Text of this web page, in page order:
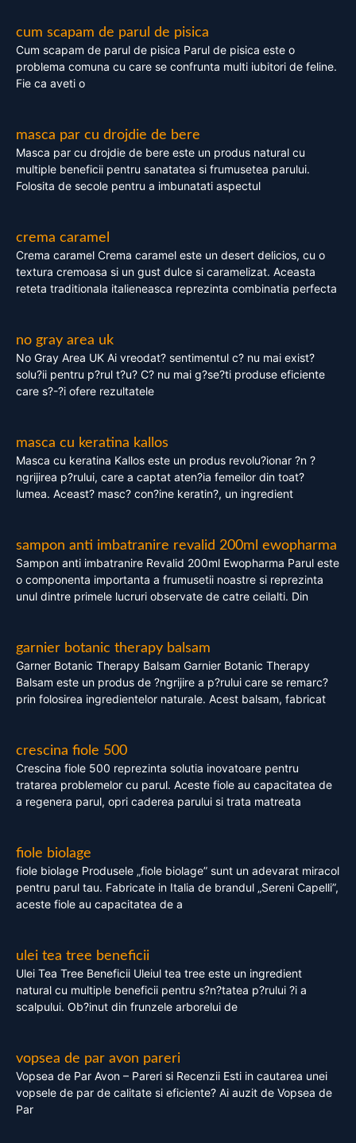
cum scapam de parul de pisica
Cum scapam de parul de pisica Parul de pisica este o
problema comuna cu care se confrunta multi iubitori de feline.
Fie ca aveti o
masca par cu drojdie de bere
Masca par cu drojdie de bere este un produs natural cu
multiple beneficii pentru sanatatea si frumusetea parului.
Folosita de secole pentru a imbunatati aspectul
crema caramel
Crema caramel Crema caramel este un desert delicios, cu o
textura cremoasa si un gust dulce si caramelizat. Aceasta
reteta traditionala italieneasca reprezinta combinatia perfecta
no gray area uk
No Gray Area UK Ai vreodat? sentimentul c? nu mai exist?
solu?ii pentru p?rul t?u? C? nu mai g?se?ti produse eficiente
care s?-?i ofere rezultatele
masca cu keratina kallos
Masca cu keratina Kallos este un produs revolu?ionar ?n ?
ngrijirea p?rului, care a captat aten?ia femeilor din toat?
lumea. Aceast? masc? con?ine keratin?, un ingredient
sampon anti imbatranire revalid 200ml ewopharma
Sampon anti imbatranire Revalid 200ml Ewopharma Parul este
o componenta importanta a frumusetii noastre si reprezinta
unul dintre primele lucruri observate de catre ceilalti. Din
garnier botanic therapy balsam
Garner Botanic Therapy Balsam Garnier Botanic Therapy
Balsam este un produs de ?ngrijire a p?rului care se remarc?
prin folosirea ingredientelor naturale. Acest balsam, fabricat
crescina fiole 500
Crescina fiole 500 reprezinta solutia inovatoare pentru
tratarea problemelor cu parul. Aceste fiole au capacitatea de
a regenera parul, opri caderea parului si trata matreata
fiole biolage
fiole biolage Produsele „fiole biolage” sunt un adevarat miracol
pentru parul tau. Fabricate in Italia de brandul „Sereni Capelli”,
aceste fiole au capacitatea de a
ulei tea tree beneficii
Ulei Tea Tree Beneficii Uleiul tea tree este un ingredient
natural cu multiple beneficii pentru s?n?tatea p?rului ?i a
scalpului. Ob?inut din frunzele arborelui de
vopsea de par avon pareri
Vopsea de Par Avon – Pareri si Recenzii Esti in cautarea unei
vopsele de par de calitate si eficiente? Ai auzit de Vopsea de
Par